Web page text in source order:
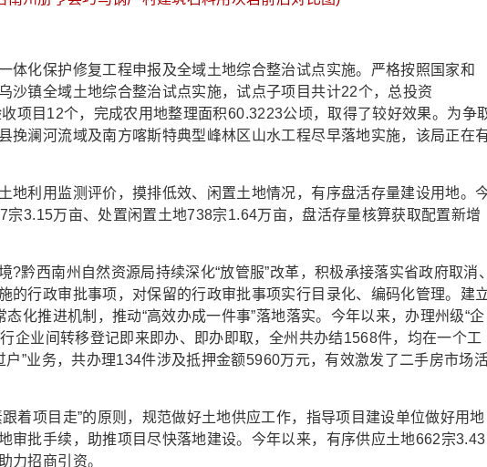
化保护修复工程申报及全域土地综合整治试点实施。严格按照国家和
沙镇全域土地综合整治试点实施，试点子项目共计22个，总投资
项目12个，完成农用地整理面积60.3223公顷，取得了较好效果。为争
挽澜河流域及南方喀斯特典型峰林区山水工程尽早落地实施，该局正在
利用监测评价，摸排低效、闲置土地情况，有序盘活存量建设用地。
宗3.15万亩、处置闲置土地738宗1.64万亩，盘活存量核算获取配置新增
西南州自然资源局持续深化“放管服”改革，积极承接落实省政府取消
的行政审批事项，对保留的行政审批事项实行目录化、编码化管理。建
态化推进机制，推动“高效办成一件事”落地落实。今年以来，办理州级“企
企业间转移登记即来即办、即办即取，全州共办结1568件，均在一个工
户”业务，共办理134件涉及抵押金额5960万元，有效激发了二手房市场
项目走”的原则，规范做好土地供应工作，指导项目建设单位做好用地
审批手续，助推项目尽快落地建设。今年以来，有序供应土地662宗3.43
力招商引资。